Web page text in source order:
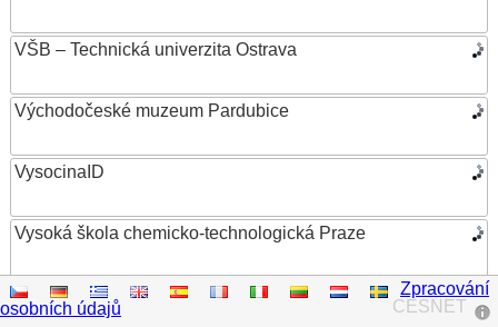
VŠB – Technická univerzita Ostrava
Východočeské muzeum Pardubice
VysocinaID
Vysoká škola chemicko-technologická Praze
Vysoká škola ekonomická v Praze
CESNET
Zpracování
osobních údajů